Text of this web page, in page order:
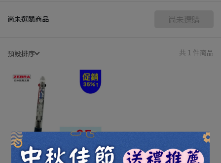
尚未選購商品 尚未選購
預設排序 共 1 件商品